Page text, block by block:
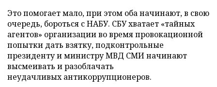
Это помогает мало, при этом оба начинают, в свою
очередь, бороться с НАБУ. СБУ хватает «тайных
агентов» организации во время провокационной
попытки дать взятку, подконтрольные
президенту и министру МВД СМИ начинают
высмеивать и разоблачать
неудачливых антикоррупционеров.